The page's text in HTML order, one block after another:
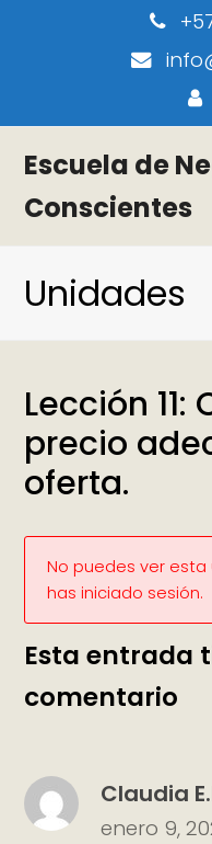
Escuela de
Conscientes
Unidades
Lección
precio
oferta.
No puedes ver
has iniciado sesión.
Esta entrada
comentario
Claudia
enero 9,